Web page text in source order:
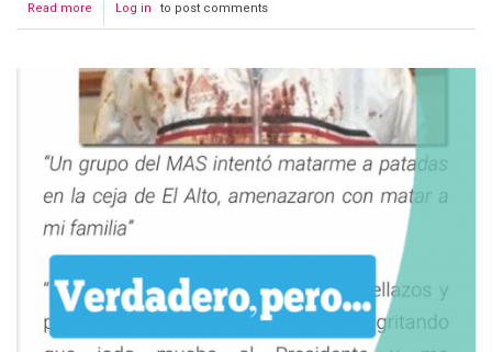
Read more about
Diputado
pide
investigar
a
personas
que
insulten
a
Morales
sociales
Log in to post comments